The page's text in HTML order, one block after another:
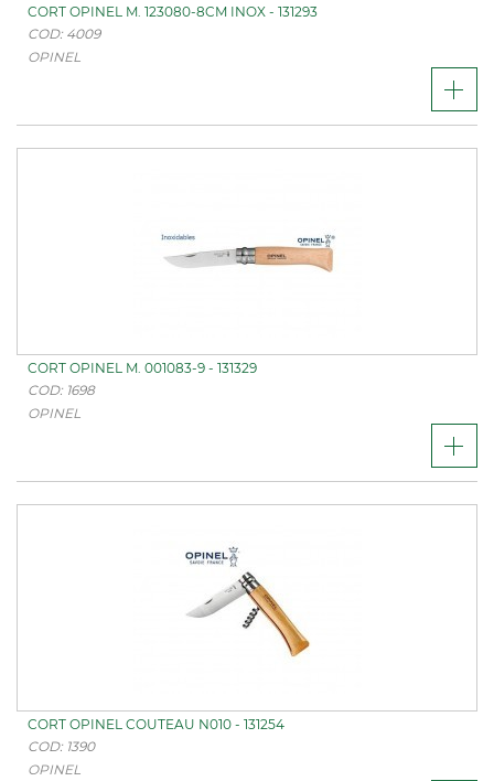
CORT OPINEL M. 123080-8CM INOX - 131293
COD: 4009
OPINEL
CORT OPINEL M. 001083-9 - 131329
COD: 1698
OPINEL
CORT OPINEL COUTEAU N010 - 131254
COD: 1390
OPINEL